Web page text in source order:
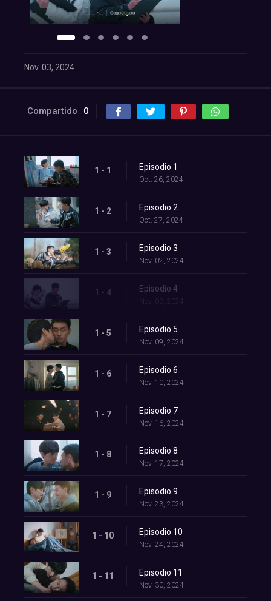
Nov. 03, 2024
Compartido 0
1 - 1 Episodio 1
Oct. 26, 2024
1 - 2 Episodio 2
Oct. 27, 2024
1 - 3 Episodio 3
Nov. 02, 2024
1 - 4 Episodio 4
1 - 5 Episodio 5
Nov. 09, 2024
1 - 6 Episodio 6
Nov. 10, 2024
1 - 7 Episodio 7
Nov. 16, 2024
1 - 8 Episodio 8
Nov. 17, 2024
1 - 9 Episodio 9
Nov. 23, 2024
1 - 10 Episodio 10
Nov. 24, 2024
1 - 11 Episodio 11
Nov. 30, 2024